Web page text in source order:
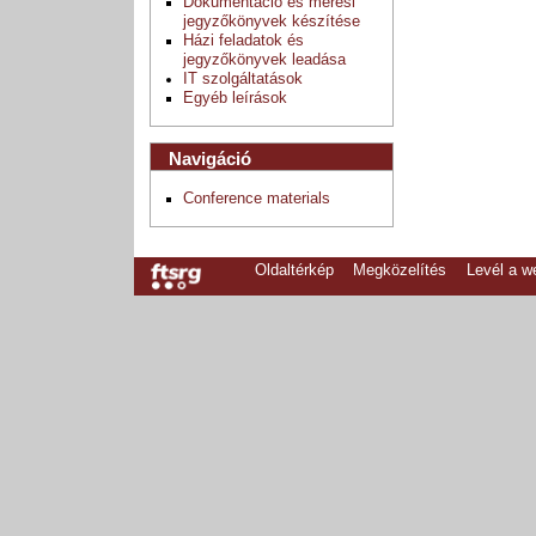
jegyzőkönyvek készítése
Házi feladatok és
jegyzőkönyvek leadása
IT szolgáltatások
Egyéb leírások
Navigáció
Conference materials
Oldaltérkép Megközelítés Levél a